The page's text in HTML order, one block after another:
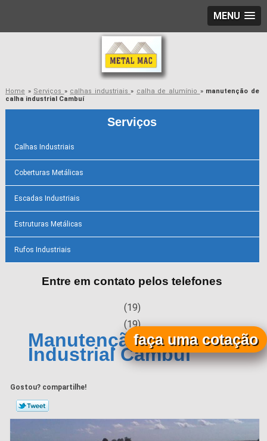
MENU
Home » Serviços » calhas industriais» calha de alumínio » manutenção de
calha industrial Cambuí
Serviços
Calhas Industriais
Coberturas Metálicas
Escadas Industriais
Estruturas Metálicas
Rufos Industriais
Entre em contato pelos telefones
(19)
(19)
Manutenção de Calha
Industrial Cambuí
Gostou? compartilhe!
faça uma cotação